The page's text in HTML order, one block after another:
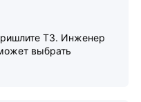
ТЗ. Инженер
выбрать